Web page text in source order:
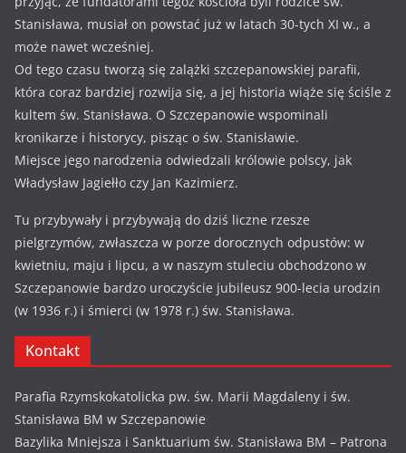
Stanisława, musiał on powstać już w latach 30-tych XI w., a
może nawet wcześniej.
Od tego czasu tworzą się zalążki szczepanowskiej parafii,
która coraz bardziej rozwija się, a jej historia wiąże się ściśle z
kultem św. Stanisława. O Szczepanowie wspominali
kronikarze i historycy, pisząc o św. Stanisławie.
Miejsce jego narodzenia odwiedzali królowie polscy, jak
Władysław Jagiełło czy Jan Kazimierz.
Tu przybywały i przybywają do dziś liczne rzesze
pielgrzymów, zwłaszcza w porze dorocznych odpustów: w
kwietniu, maju i lipcu, a w naszym stuleciu obchodzono w
Szczepanowie bardzo uroczyście jubileusz 900-lecia urodzin
(w 1936 r.) i śmierci (w 1978 r.) św. Stanisława.
Kontakt
Parafia Rzymskokatolicka pw. św. Marii Magdaleny i św.
Stanisława BM w Szczepanowie
Bazylika Mniejsza i Sanktuarium św. Stanisława BM – Patrona